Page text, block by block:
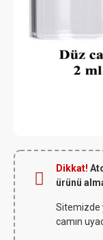
Dikkat!
ürünü
Sitemizde
camın